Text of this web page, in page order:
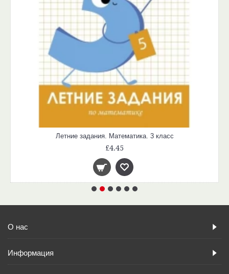
Летние задания. Математика. 3 класс
£4.45
О нас
Информация